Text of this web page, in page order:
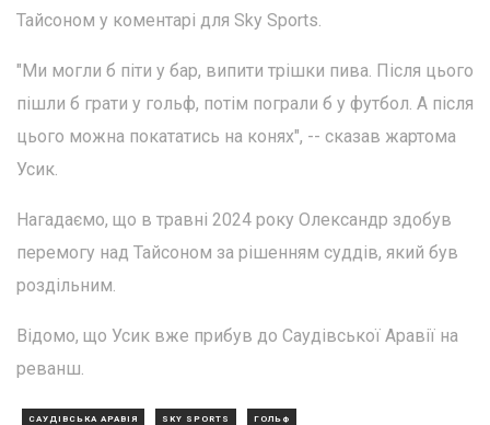
Тайсоном у коментарі для Sky Sports.
"Ми могли б піти у бар, випити трішки пива. Після цього
пішли б грати у гольф, потім пограли б у футбол. А після
цього можна покататись на конях", -- сказав жартома
Усик.
Нагадаємо, що в травні 2024 року Олександр здобув
перемогу над Тайсоном за рішенням суддів, який був
роздільним.
Відомо, що Усик вже прибув до Саудівської Аравії на
реванш.
САУДІВСЬКА АРАВІЯ SKY SPORTS ГОЛЬФ